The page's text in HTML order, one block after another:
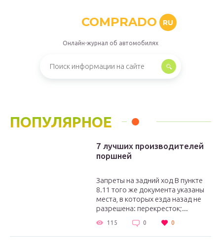
COMPRADO RU
Онлайн-журнал об автомобилях
ПОПУЛЯРНОЕ
7 лучших производителей
поршней
Запреты на задний ход В пункте
8.11 того же документа указаны
места, в которых езда назад не
разрешена: перекресток;...
115 0 0